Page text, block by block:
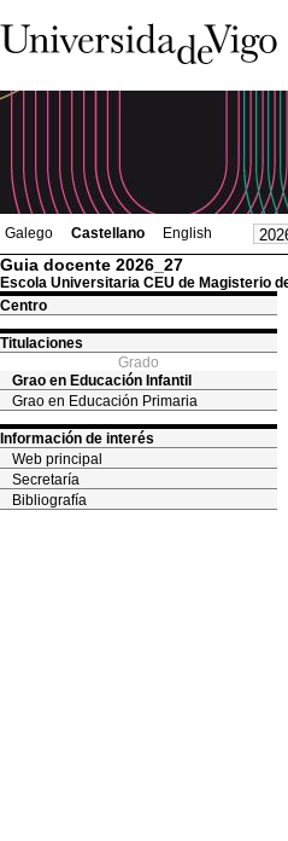
Galego Castellano English
Guia docente 2026_27
Escola Universitaria CEU de Magisterio
Centro
Titulaciones
Grado
Grao en Educación Infantil
Grao en Educación Primaria
Información de interés
Web principal
Secretaría
Bibliografía